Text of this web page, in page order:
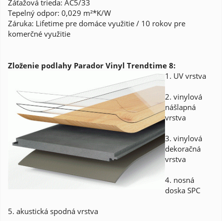
Záťažová trieda: AC5/33
Tepelný odpor: 0,029 m²*K/W
Záruka: Lifetime pre domáce využitie / 10 rokov pre
komerčné využitie
Zloženie podlahy Parador Vinyl Trendtime 8:
1. UV vrstva
2. vinylová
nášlapná
vrstva
3. vinylová
dekoračná
vrstva
4. nosná
doska SPC
5. akustická spodná vrstva